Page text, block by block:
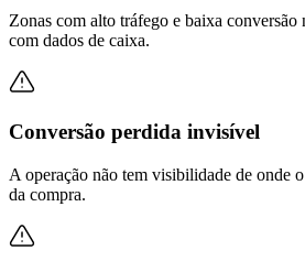
Zonas com alto tráfego e baixa conversão
com dados de caixa.
Conversão perdida invisível
A operação não tem visibilidade de onde o
da compra.